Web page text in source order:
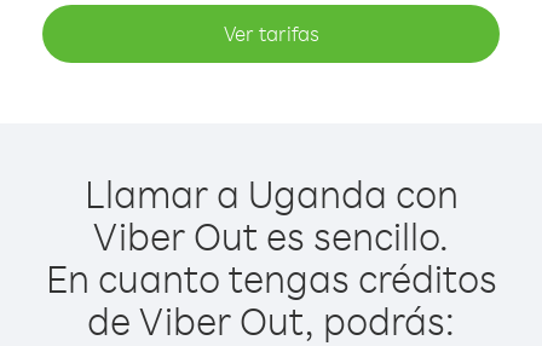
Ver tarifas
Llamar a Uganda con
Viber Out es sencillo.
En cuanto tengas créditos
de Viber Out, podrás: